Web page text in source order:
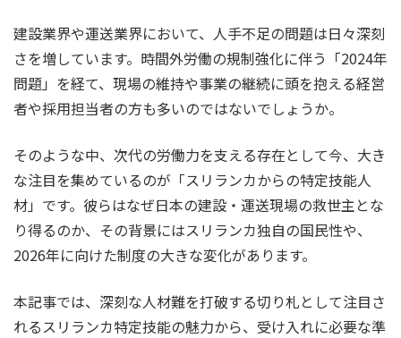
建設業界や運送業界において、人手不足の問題は日々深刻
さを増しています。時間外労働の規制強化に伴う「2024年
問題」を経て、現場の維持や事業の継続に頭を抱える経営
者や採用担当者の方も多いのではないでしょうか。
そのような中、次代の労働力を支える存在として今、大き
な注目を集めているのが「スリランカからの特定技能人
材」です。彼らはなぜ日本の建設・運送現場の救世主とな
り得るのか、その背景にはスリランカ独自の国民性や、
2026年に向けた制度の大きな変化があります。
本記事では、深刻な人材難を打破する切り札として注目さ
れるスリランカ特定技能の魅力から、受け入れに必要な準